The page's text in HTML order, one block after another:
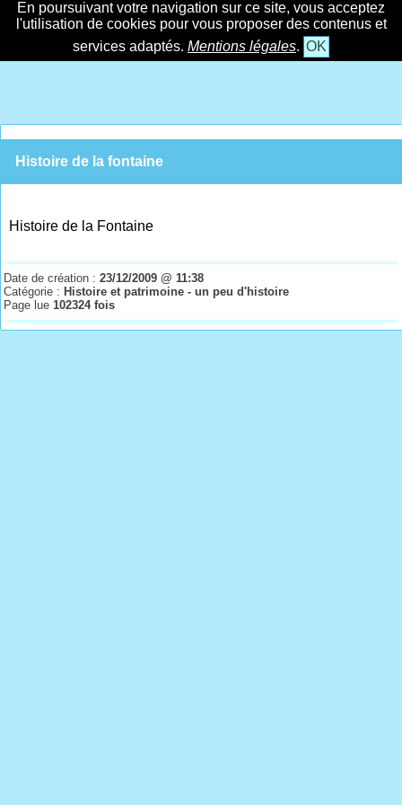
En poursuivant votre navigation sur ce site, vous acceptez
l'utilisation de cookies pour vous proposer des contenus et
services adaptés. Mentions légales. OK
Histoire de la fontaine
Histoire de la Fontaine
Date de création :23/12/2009 @ 11:38
Catégorie : Histoire et patrimoine - un peu d'histoire
Page lue102324 fois